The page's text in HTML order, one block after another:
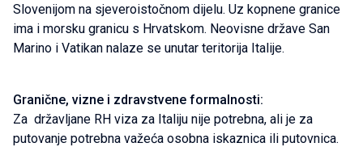
Slovenijom na sjeveroistočnom dijelu. Uz kopnene granice
ima i morsku granicu s Hrvatskom. Neovisne države San
Marino i Vatikan nalaze se unutar teritorija Italije.
Granične, vizne i zdravstvene formalnosti:
Za državljane RH viza za Italiju nije potrebna, ali je za
putovanje potrebna važeća osobna iskaznica ili putovnica.